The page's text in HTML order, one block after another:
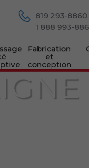
819 293-8860
1 888 993-
Fabrication
et
conception